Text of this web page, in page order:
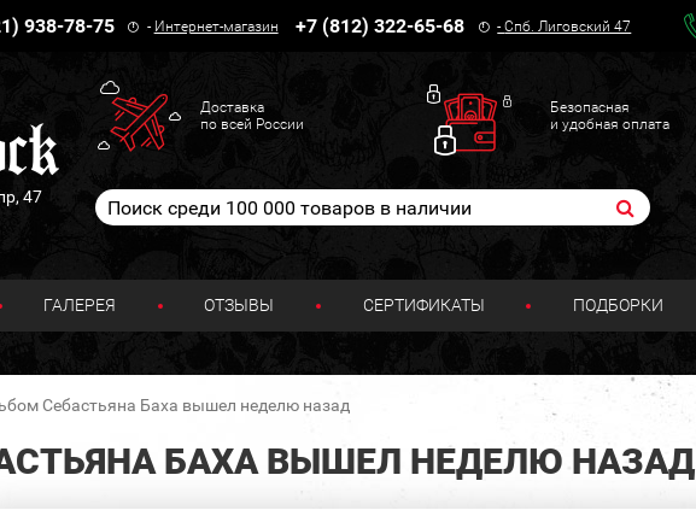
938-78-75 - Интернет-магазин +7 (812) 322-65-68 -Спб. Лиговский 47
47
Доставка
по всей России
Безопасная
и удобная оплата
ГАЛЕРЕЯ ОТЗЫВЫ СЕРТИФИКАТЫ ПОДБОРКИ
Себастьяна Баха вышел неделю назад
БАХА ВЫШЕЛ НЕДЕЛЮ НАЗАД